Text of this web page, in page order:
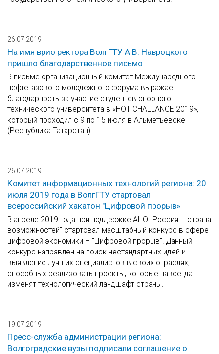
26.07.2019
На имя врио ректора ВолгГТУ А.В. Навроцкого
пришло благодарственное письмо
В письме организационный комитет Международного
нефтегазового молодежного форума выражает
благодарность за участие студентов опорного
технического университета в «НОТ СНАLLANGE 2019»,
который проходил с 9 по 15 июля в Альметьевске
(Республика Татарстан).
26.07.2019
Комитет информационных технологий региона: 20
июля 2019 года в ВолгГТУ стартовал
всероссийский хакатон "Цифровой прорыв»
В апреле 2019 года при поддержке АНО "Россия – страна
возможностей" стартовал масштабный конкурс в сфере
цифровой экономики – "Цифровой прорыв". Данный
конкурс направлен на поиск нестандартных идей и
выявление лучших специалистов в своих отраслях,
способных реализовать проекты, которые навсегда
изменят технологический ландшафт страны.
19.07.2019
Пресс-служба администрации региона:
Волгоградские вузы подписали соглашение о